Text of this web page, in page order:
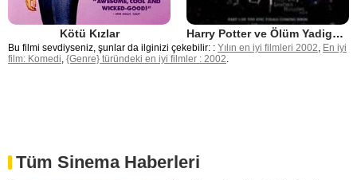
Kötü Kızlar Harry Potter ve Ölüm Yadigarları: Bölüm 1
Bu filmi sevdiyseniz, şunlar da ilginizi çekebilir: : Yılın en iyi filmleri 2002 En iyi
film: Komedi {Genre} türündeki en iyi filmler : 2002
Tüm Sinema Haberleri